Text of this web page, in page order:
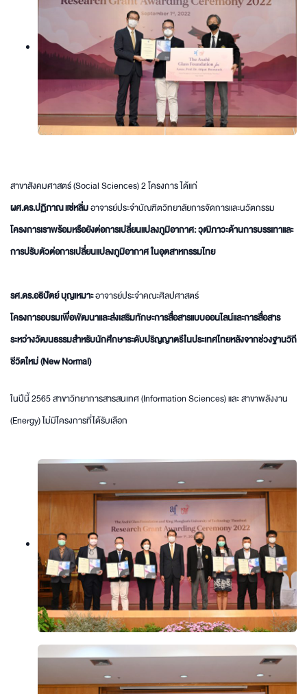
สาขาสังคมศาสตร์ (Social Sciences) 2 โครงการ ได้แก่
ผศ.ดร.ปฏิภาณ แซ่หลิ่มอาจารย์ประจำบัณฑิตวิทยาลัยการจัดการและนวัตกรรม
โครงการเราพร้อมหรือยังต่อการเปลี่ยนแปลงภูมิอากาศ: วุฒิภาวะด้านการบรรเทาและ
การปรับตัวต่อการเปลี่ยนแปลงภูมิอากาศ ในอุตสาหกรรมไทย
รศ.ดร.อธิปัตย์ บุญเหมาะอาจารย์ประจำคณะศิลปศาสตร์
โครงการอบรมเพื่อพัฒนาและส่งเสริมทักษะการสื่อสารแบบออนไลน์และการสื่อสาร
ระหว่างวัฒนธรรมสำหรับนักศึกษาระดับปริญญาตรีในประเทศไทยหลังจากช่วงฐานวิถี
ชีวิตใหม่ (New Normal)
ในปีนี้ 2565 สาขาวิทยาการสารสนเทศ (Information Sciences) และ สาขาพลังงาน
(Energy) ไม่มีโครงการที่ได้รับเลือก